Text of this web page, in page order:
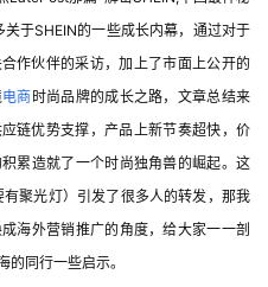
于SHEIN的一些成长内幕，通过对于
作伙伴的采访，加上了市面上公开的
电商时尚品牌的成长之路，文章总结来
链优势支撑，产品上新节奏超快，价
累造就了一个时尚独角兽的崛起。这
聚光灯）引发了很多人的转发，那我
海外营销推广的角度，给大家一一剖
同行一些启示。